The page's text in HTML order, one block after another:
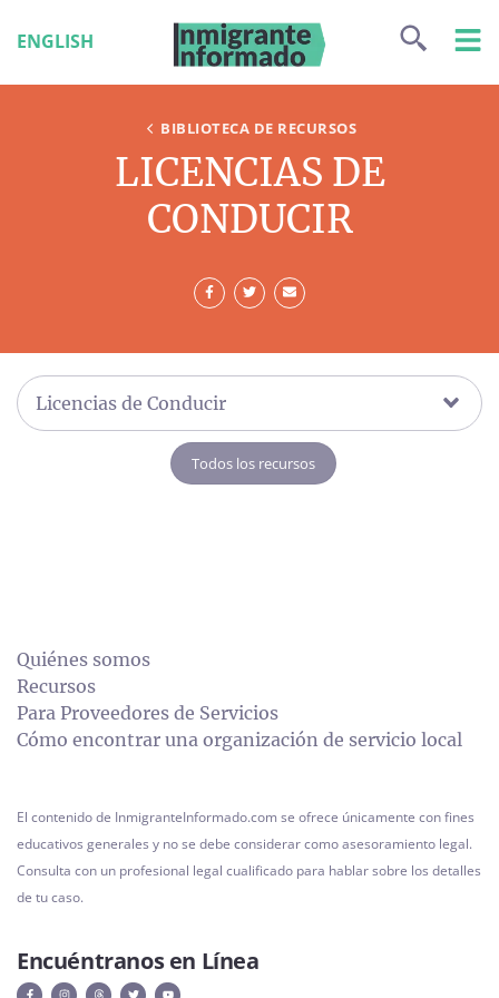
ENGLISH
BIBLIOTECA DE RECURSOS
LICENCIAS DE
CONDUCIR
Licencias de Conducir
Todos los recursos
Quiénes somos
Recursos
Para Proveedores de Servicios
Cómo encontrar una organización de servicio local
El contenido de InmigranteInformado.com se ofrece únicamente con fines
educativos generales y no se debe considerar como asesoramiento legal.
Consulta con un profesional legal cualificado para hablar sobre los detalles
de tu caso.
Encuéntranos en Línea